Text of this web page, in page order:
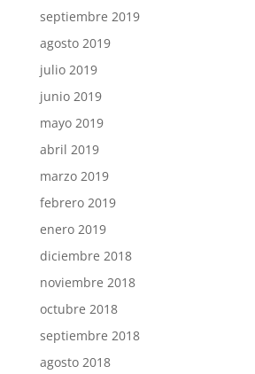
septiembre 2019
agosto 2019
julio 2019
junio 2019
mayo 2019
abril 2019
marzo 2019
febrero 2019
enero 2019
diciembre 2018
noviembre 2018
octubre 2018
septiembre 2018
agosto 2018